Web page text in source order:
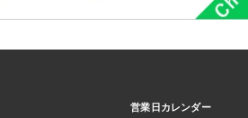
営業日カレンダー